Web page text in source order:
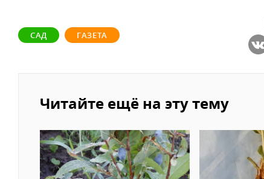
САД ГАЗЕТА
Читайте ещё на эту тему